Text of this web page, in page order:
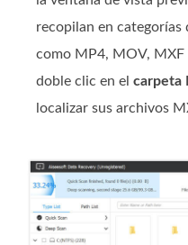
recopilan en
como MP4, MOV, MXF
doble clic en el carpeta
localizar sus archivos